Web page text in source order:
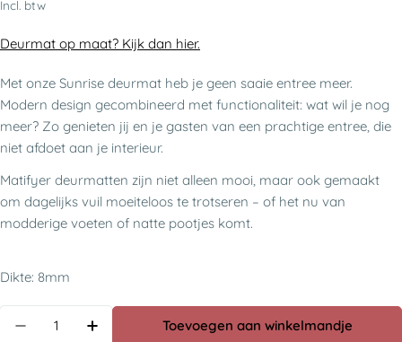
Incl. btw
Deurmat op maat? Kijk dan hier.
Met onze Sunrise deurmat heb je geen saaie entree meer.
Modern design gecombineerd met functionaliteit: wat wil je nog
meer? Zo genieten jij en je gasten van een prachtige entree, die
niet afdoet aan je interieur.
Matifyer deurmatten zijn niet alleen mooi, maar ook gemaakt
om dagelijks vuil moeiteloos te trotseren – of het nu van
modderige voeten of natte pootjes komt.
Dikte: 8mm
Toevoegen aan winkelmandje